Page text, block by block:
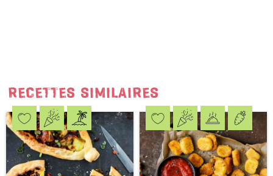
RECETTES SIMILAIRES